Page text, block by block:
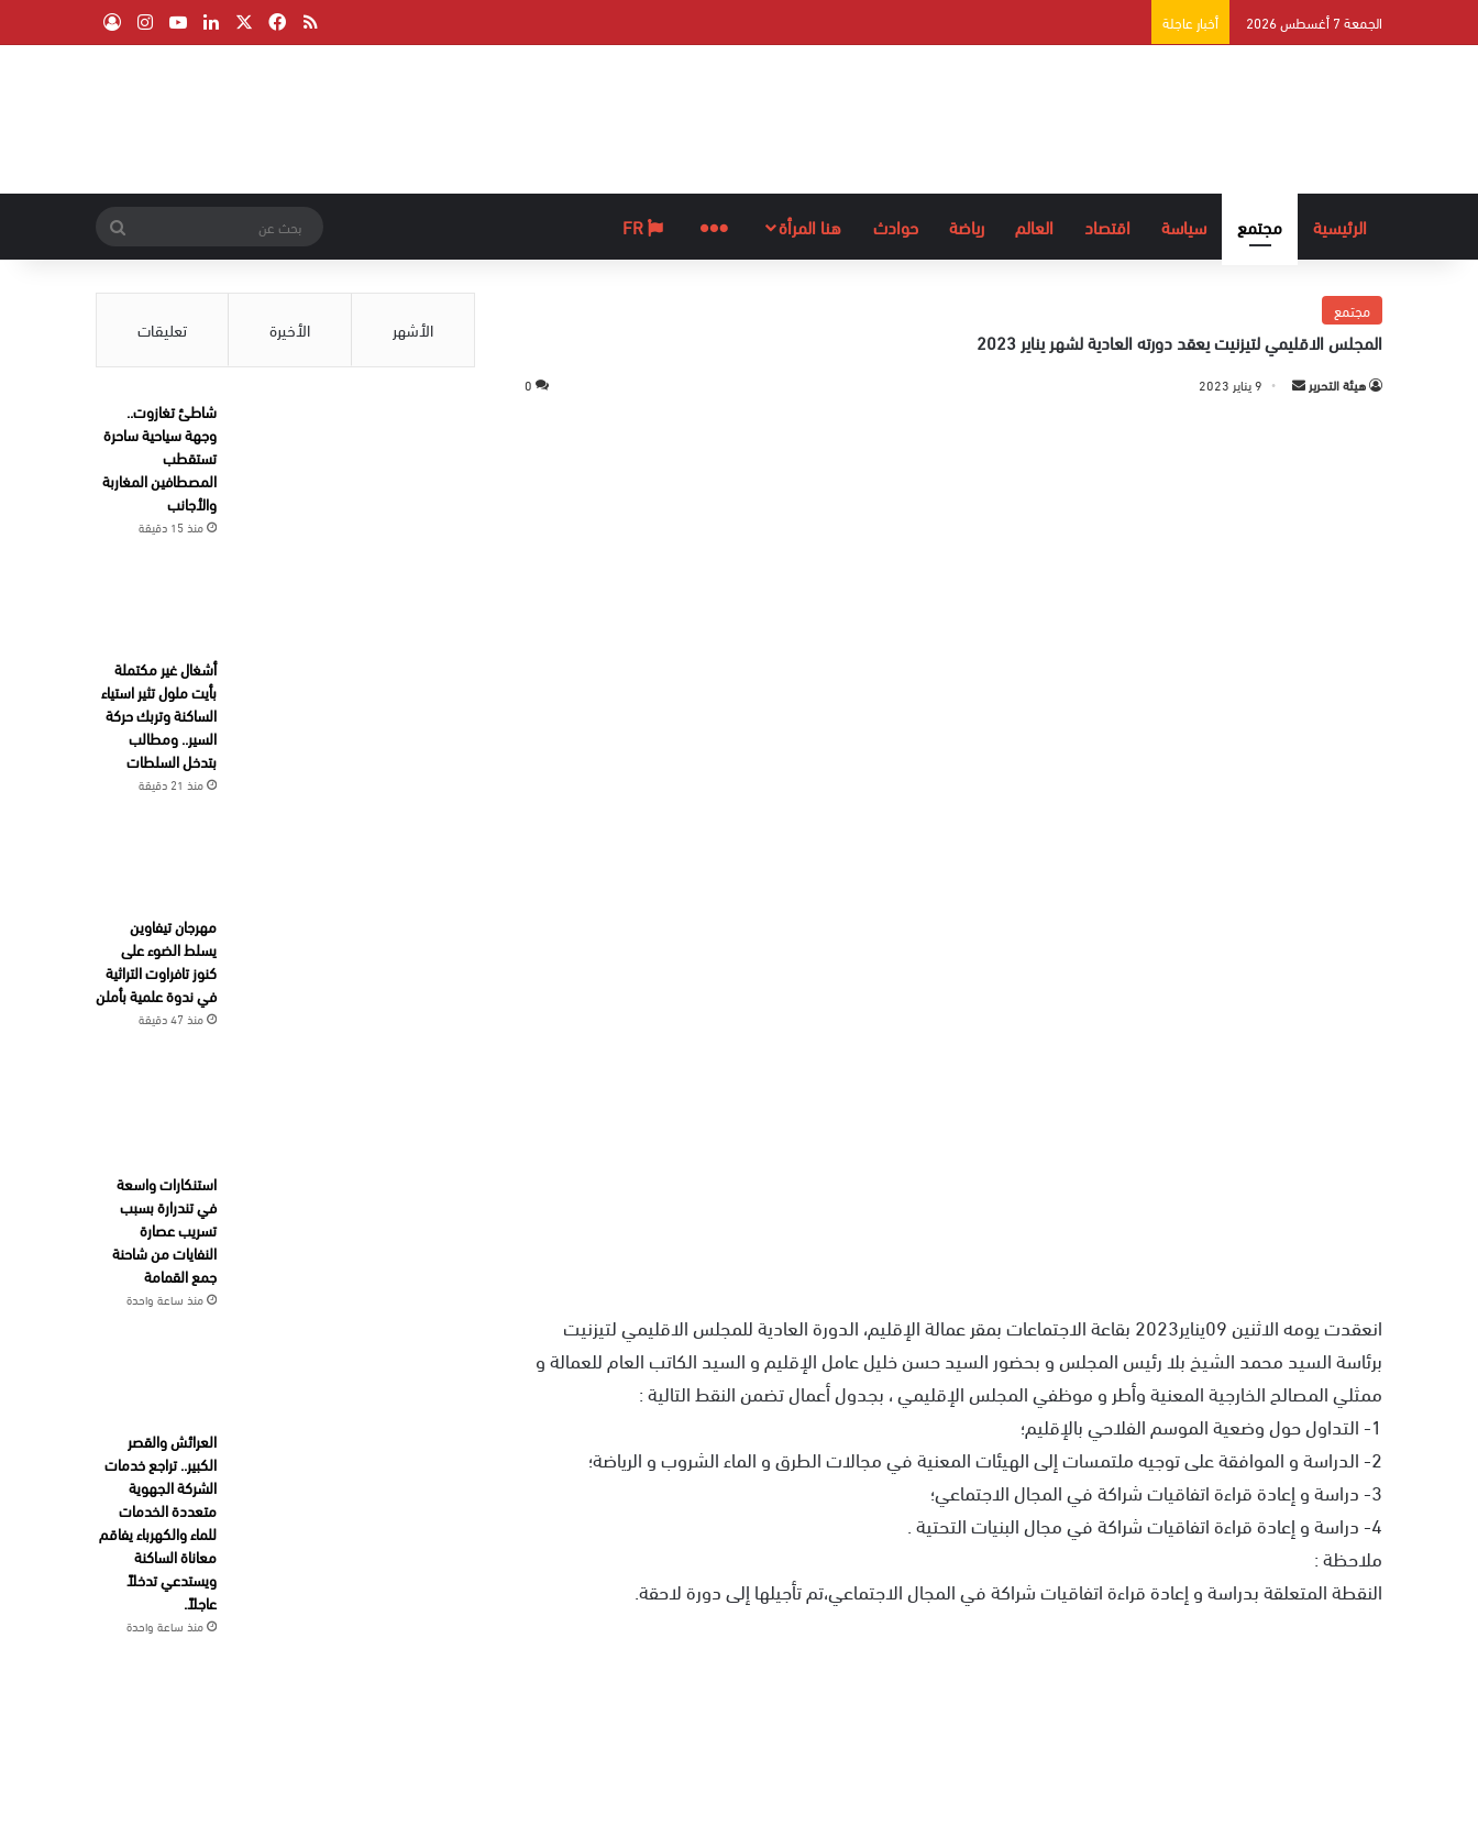
الجمعة 7 أغسطس 2026 أخبار عاجلة ملخص الموقع RSS
فيسبوك لينكدإن ‫YouTube
انستقرام
الرئيسية مجتمع سياسة اقتصاد العالم رياضة حوادث هنا المرأة المزيد
عن
مجتمع
المجلس الاقليمي لتيزنيت يعقد دورته العادية لشهر يناير 2023
هيئة التحرير 9 يناير 2023 0
انعقدت يومه الاثنين 09يناير2023 بقاعة الاجتماعات بمقر عمالة الإقليم، الدورة العادية للمجلس الاقليمي لتيزنيت
برئاسة السيد محمد الشيخ بلا رئيس المجلس و بحضور السيد حسن خليل عامل الإقليم و السيد الكاتب العام للعمالة و
ممثلي المصالح الخارجية المعنية وأطر و موظفي المجلس الإقليمي ، بجدول أعمال تضمن النقط التالية :
1- التداول حول وضعية الموسم الفلاحي بالإقليم؛
2- الدراسة و الموافقة على توجيه ملتمسات إلى الهيئات المعنية في مجالات الطرق و الماء الشروب و الرياضة؛
3- دراسة و إعادة قراءة اتفاقيات شراكة في المجال الاجتماعي؛
4- دراسة و إعادة قراءة اتفاقيات شراكة في مجال البنيات التحتية .
ملاحظة :
النقطة المتعلقة بدراسة و إعادة قراءة اتفاقيات شراكة في المجال الاجتماعي،تم تأجيلها إلى دورة لاحقة.
الأشهر الأخيرة تعليقات
شاطئ تغازوت..
وجهة سياحية ساحرة
تستقطب
المصطافين المغاربة
والأجانب
منذ 15 دقيقة
أشغال غير مكتملة
بأيت ملول تثير استياء
الساكنة وتربك حركة
السير.. ومطالب
بتدخل السلطات
منذ 21 دقيقة
مهرجان تيفاوين
يسلط الضوء على
كنوز تافراوت التراثية
في ندوة علمية بأملن
منذ 47 دقيقة
استنكارات واسعة
في تندرارة بسبب
تسريب عصارة
النفايات من شاحنة
جمع القمامة
منذ ساعة واحدة
العرائش والقصر
الكبير.. تراجع خدمات
الشركة الجهوية
متعددة الخدمات
للماء والكهرباء يفاقم
معاناة الساكنة
ويستدعي تدخلاً
عاجلاً.
منذ ساعة واحدة